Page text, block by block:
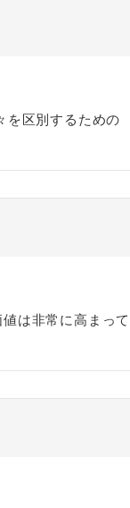
を区別するための
は非常に高まって